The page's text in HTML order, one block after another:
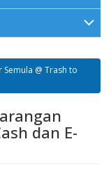
@ Trash to
dan E-